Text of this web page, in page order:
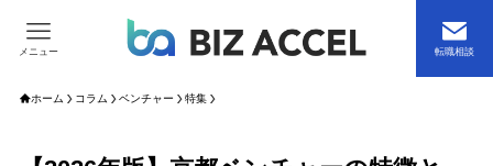
転職相談
メニュー
ホーム コラム ベンチャー 特集